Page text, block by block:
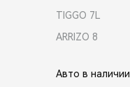
TIGGO 7L
ARRIZO 8
Авто в наличии